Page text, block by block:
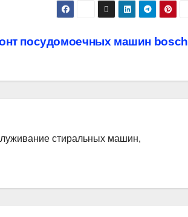
посудомоечных машин bosch
стиральных машин,